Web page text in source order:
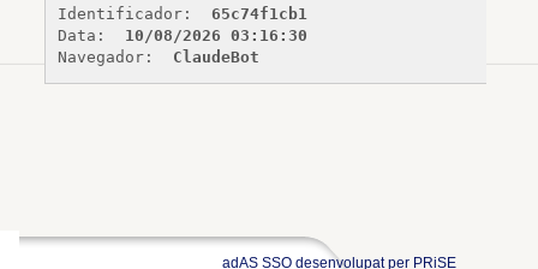
Identificador:
65c74f1cb1
Data:
10/08/2026 03:16:30
Navegador:
ClaudeBot
adAS SSO desenvolupat per PRiSE